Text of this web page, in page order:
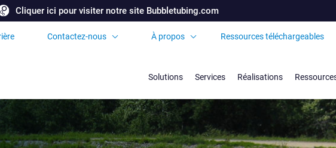
Cliquer ici pour visiter notre site Bubbletubing.com
Contactez-nous À propos
internationaux
Foire aux Questions
Ressources téléchargeables
Solutions Services Réalisations